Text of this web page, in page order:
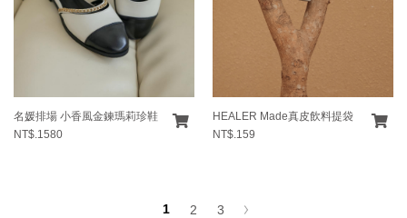
名媛排場 小香風金鍊瑪莉珍鞋
NT$.1580
HEALER Made真皮飲料提袋
NT$.159
1 2 3